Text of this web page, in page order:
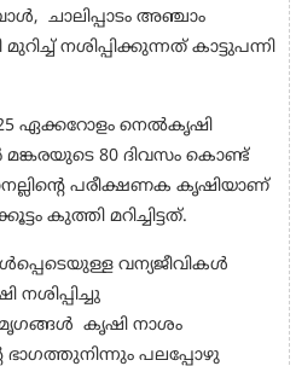
ചാലിപ്പാടം അഞ്ചാം
നശിപ്പിക്കുന്നത് കാട്ടുപന്നി
ഏക്കറോളം നെൽകൃഷി
80 ദിവസം കൊണ്ട്
പരീക്ഷണക കൃഷിയാണ്
കുത്തി മറിച്ചിട്ടത്.
വന്യജീവികൾ
കൃഷി നാശം
ഭാഗത്തുനിന്നും പലപ്പോഴു